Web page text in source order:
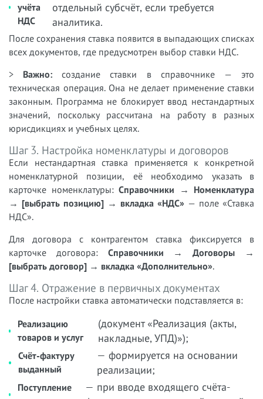
учёта
НДС
отдельный субсчёт, если требуется
аналитика.
После сохранения ставка появится в выпадающих списках
всех документов, где предусмотрен выбор ставки НДС.
> Важно: создание ставки в справочнике — это
техническая операция. Она не делает применение ставки
законным. Программа не блокирует ввод нестандартных
значений, поскольку рассчитана на работу в разных
юрисдикциях и учебных целях.
Шаг 3. Настройка номенклатуры и договоров
Если нестандартная ставка применяется к конкретной
номенклатурной позиции, её необходимо указать в
карточке номенклатуры: Справочники → Номенклатура
→ [выбрать позицию] → вкладка «НДС» — поле «Ставка
НДС».
Для договора с контрагентом ставка фиксируется в
карточке договора: Справочники → Договоры →
[выбрать договор] → вкладка «Дополнительно».
Шаг 4. Отражение в первичных документах
После настройки ставка автоматически подставляется в:
Реализацию
товаров и услуг
(документ «Реализация (акты,
накладные, УПД)»);
Счёт-фактуру
выданный
— формируется на основании
реализации;
Поступление
— при вводе входящего счёта-